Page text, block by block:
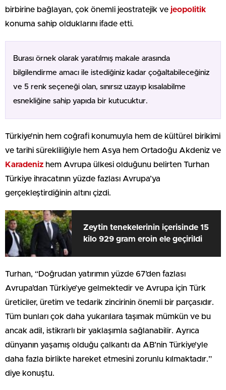
birbirine bağlayan, çok önemli jeostratejik ve jeopolitik
konuma sahip olduklarını ifade etti.
Burası örnek olarak yaratılmış makale arasında
bilgilendirme amacı ile istediğiniz kadar çoğaltabileceğiniz
ve 5 renk seçeneği olan, sınırsız uzayıp kısalabilme
esnekliğine sahip yapıda bir kutucuktur.
Türkiye’nin hem coğrafi konumuyla hem de kültürel birikimi
ve tarihi sürekliliğiyle hem Asya hem Ortadoğu Akdeniz ve
Karadeniz hem Avrupa ülkesi olduğunu belirten Turhan
Türkiye ihracatının yüzde fazlası Avrupa’ya
gerçekleştirdiğinin altını çizdi.
Zeytin tenekelerinin içerisinde 15
kilo 929 gram eroin ele geçirildi
Turhan, “Doğrudan yatırımın yüzde 67’den fazlası
Avrupa’dan Türkiye’ye gelmektedir ve Avrupa için Türk
üreticiler, üretim ve tedarik zincirinin önemli bir parçasıdır.
Tüm bunları çok daha yukarılara taşımak mümkün ve bu
ancak adil, istikrarlı bir yaklaşımla sağlanabilir. Ayrıca
dünyanın yaşamış olduğu çalkantı da AB’nin Türkiye’yle
daha fazla birlikte hareket etmesini zorunlu kılmaktadır.”
diye konuştu.